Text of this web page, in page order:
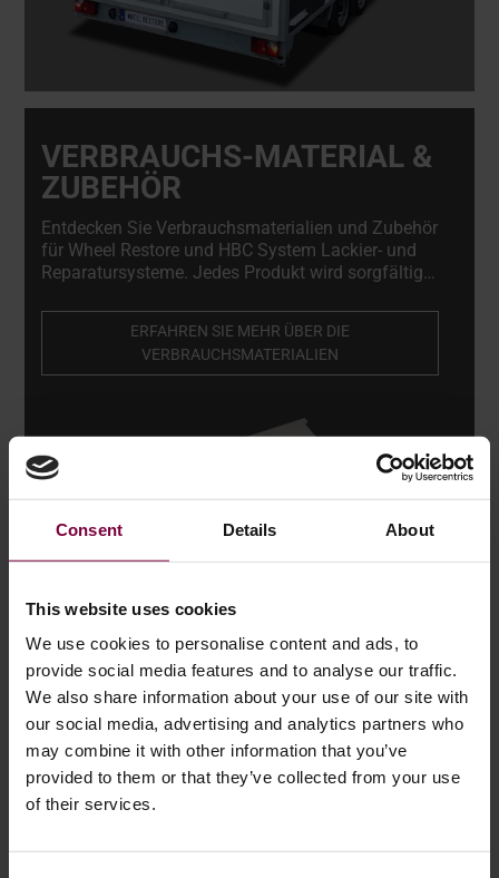
Consent Details About
This website uses cookies
We use cookies to personalise content and ads, to
provide social media features and to analyse our traffic.
We also share information about your use of our site with
our social media, advertising and analytics partners who
may combine it with other information that you’ve
provided to them or that they’ve collected from your use
of their services.
VERBRAUCHS-MATERIAL &
ZUBEHÖR
Entdecken Sie Verbrauchsmaterialien und Zubehör
für Wheel Restore und HBC System Lackier- und
Reparatursysteme. Jedes Produkt wird sorgfältig
Qualität, Zuverlässigkeit und Kompatibilität mit
unseren Systemen zu entsprechen.
ERFAHREN SIE MEHR ÜBER DIE
VERBRAUCHSMATERIALIEN